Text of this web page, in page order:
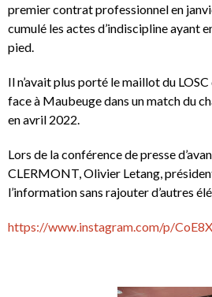
premier contrat professionnel en
cumulé les actes d’indiscipline ayant
pied.
Il n’avait plus porté le maillot du
face à Maubeuge dans un match du
en avril 2022.
Lors de la conférence de presse
CLERMONT, Olivier Letang,
l’information sans rajouter d’autres
https://www.instagram.com/p/